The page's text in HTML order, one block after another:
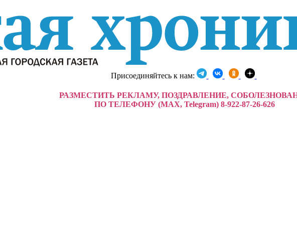
Присоединяйтесь к нам:
РАЗМЕСТИТЬ РЕКЛАМУ, ПОЗДРАВЛЕНИЕ,
ПО ТЕЛЕФОНУ (MAX, Telegram) 8-922-87-26-626